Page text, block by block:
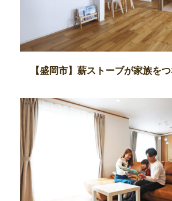
【盛岡市】薪ストーブが家族を